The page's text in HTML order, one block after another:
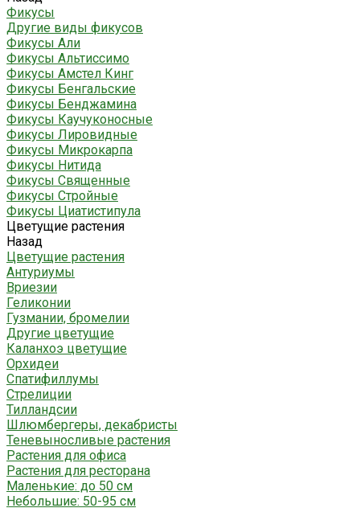
Фикусы
Другие виды фикусов
Фикусы Али
Фикусы Альтиссимо
Фикусы Амстел Кинг
Фикусы Бенгальские
Фикусы Бенджамина
Фикусы Каучуконосные
Фикусы Лировидные
Фикусы Микрокарпа
Фикусы Нитида
Фикусы Священные
Фикусы Стройные
Фикусы Циатистипула
Цветущие растения
Назад
Цветущие растения
Антуриумы
Вриезии
Геликонии
Гузмании, бромелии
Другие цветущие
Каланхоэ цветущие
Орхидеи
Спатифиллумы
Стрелиции
Тилландсии
Шлюмбергеры, декабристы
Теневыносливые растения
Растения для офиса
Растения для ресторана
Маленькие: до 50 см
Небольшие: 50-95 см